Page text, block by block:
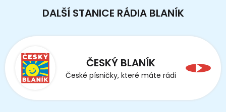
DALŠÍ STANICE RÁDIA BLANÍK
ČESKÝ BLANÍK
České písničky, které máte rádi